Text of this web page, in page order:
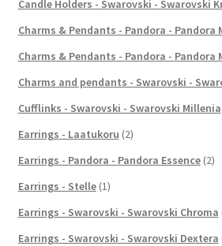
Candle Holders - Swarovski - Swarovski
Charms & Pendants - Pandora - Pandora
Charms & Pendants - Pandora - Pandora
Charms and pendants - Swarovski -
Cufflinks - Swarovski - Swarovski Millenia
Earrings - Laatukoru (2)
Earrings - Pandora - Pandora Essence (2)
Earrings - Stelle (1)
Earrings - Swarovski - Swarovski Chroma
Earrings - Swarovski - Swarovski Dextera